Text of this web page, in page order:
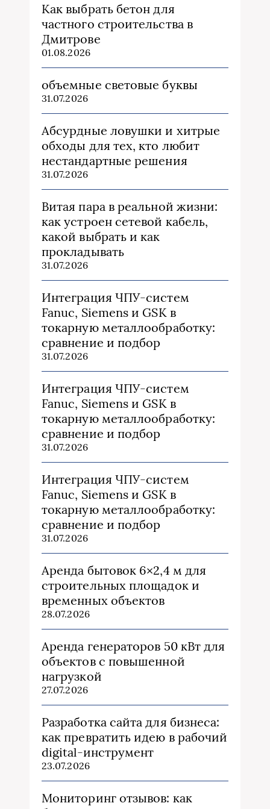
Как выбрать бетон для
частного строительства в
Дмитрове
01.08.2026
объемные световые буквы
31.07.2026
Абсурдные ловушки и хитрые
обходы для тех, кто любит
нестандартные решения
31.07.2026
Витая пара в реальной жизни:
как устроен сетевой кабель,
какой выбрать и как
прокладывать
31.07.2026
Интеграция ЧПУ-систем
Fanuc, Siemens и GSK в
токарную металлообработку:
сравнение и подбор
31.07.2026
Интеграция ЧПУ-систем
Fanuc, Siemens и GSK в
токарную металлообработку:
сравнение и подбор
31.07.2026
Интеграция ЧПУ-систем
Fanuc, Siemens и GSK в
токарную металлообработку:
сравнение и подбор
31.07.2026
Аренда бытовок 6×2,4 м для
строительных площадок и
временных объектов
28.07.2026
Аренда генераторов 50 кВт для
объектов с повышенной
нагрузкой
27.07.2026
Разработка сайта для бизнеса:
как превратить идею в рабочий
digital-инструмент
23.07.2026
Мониторинг отзывов: как